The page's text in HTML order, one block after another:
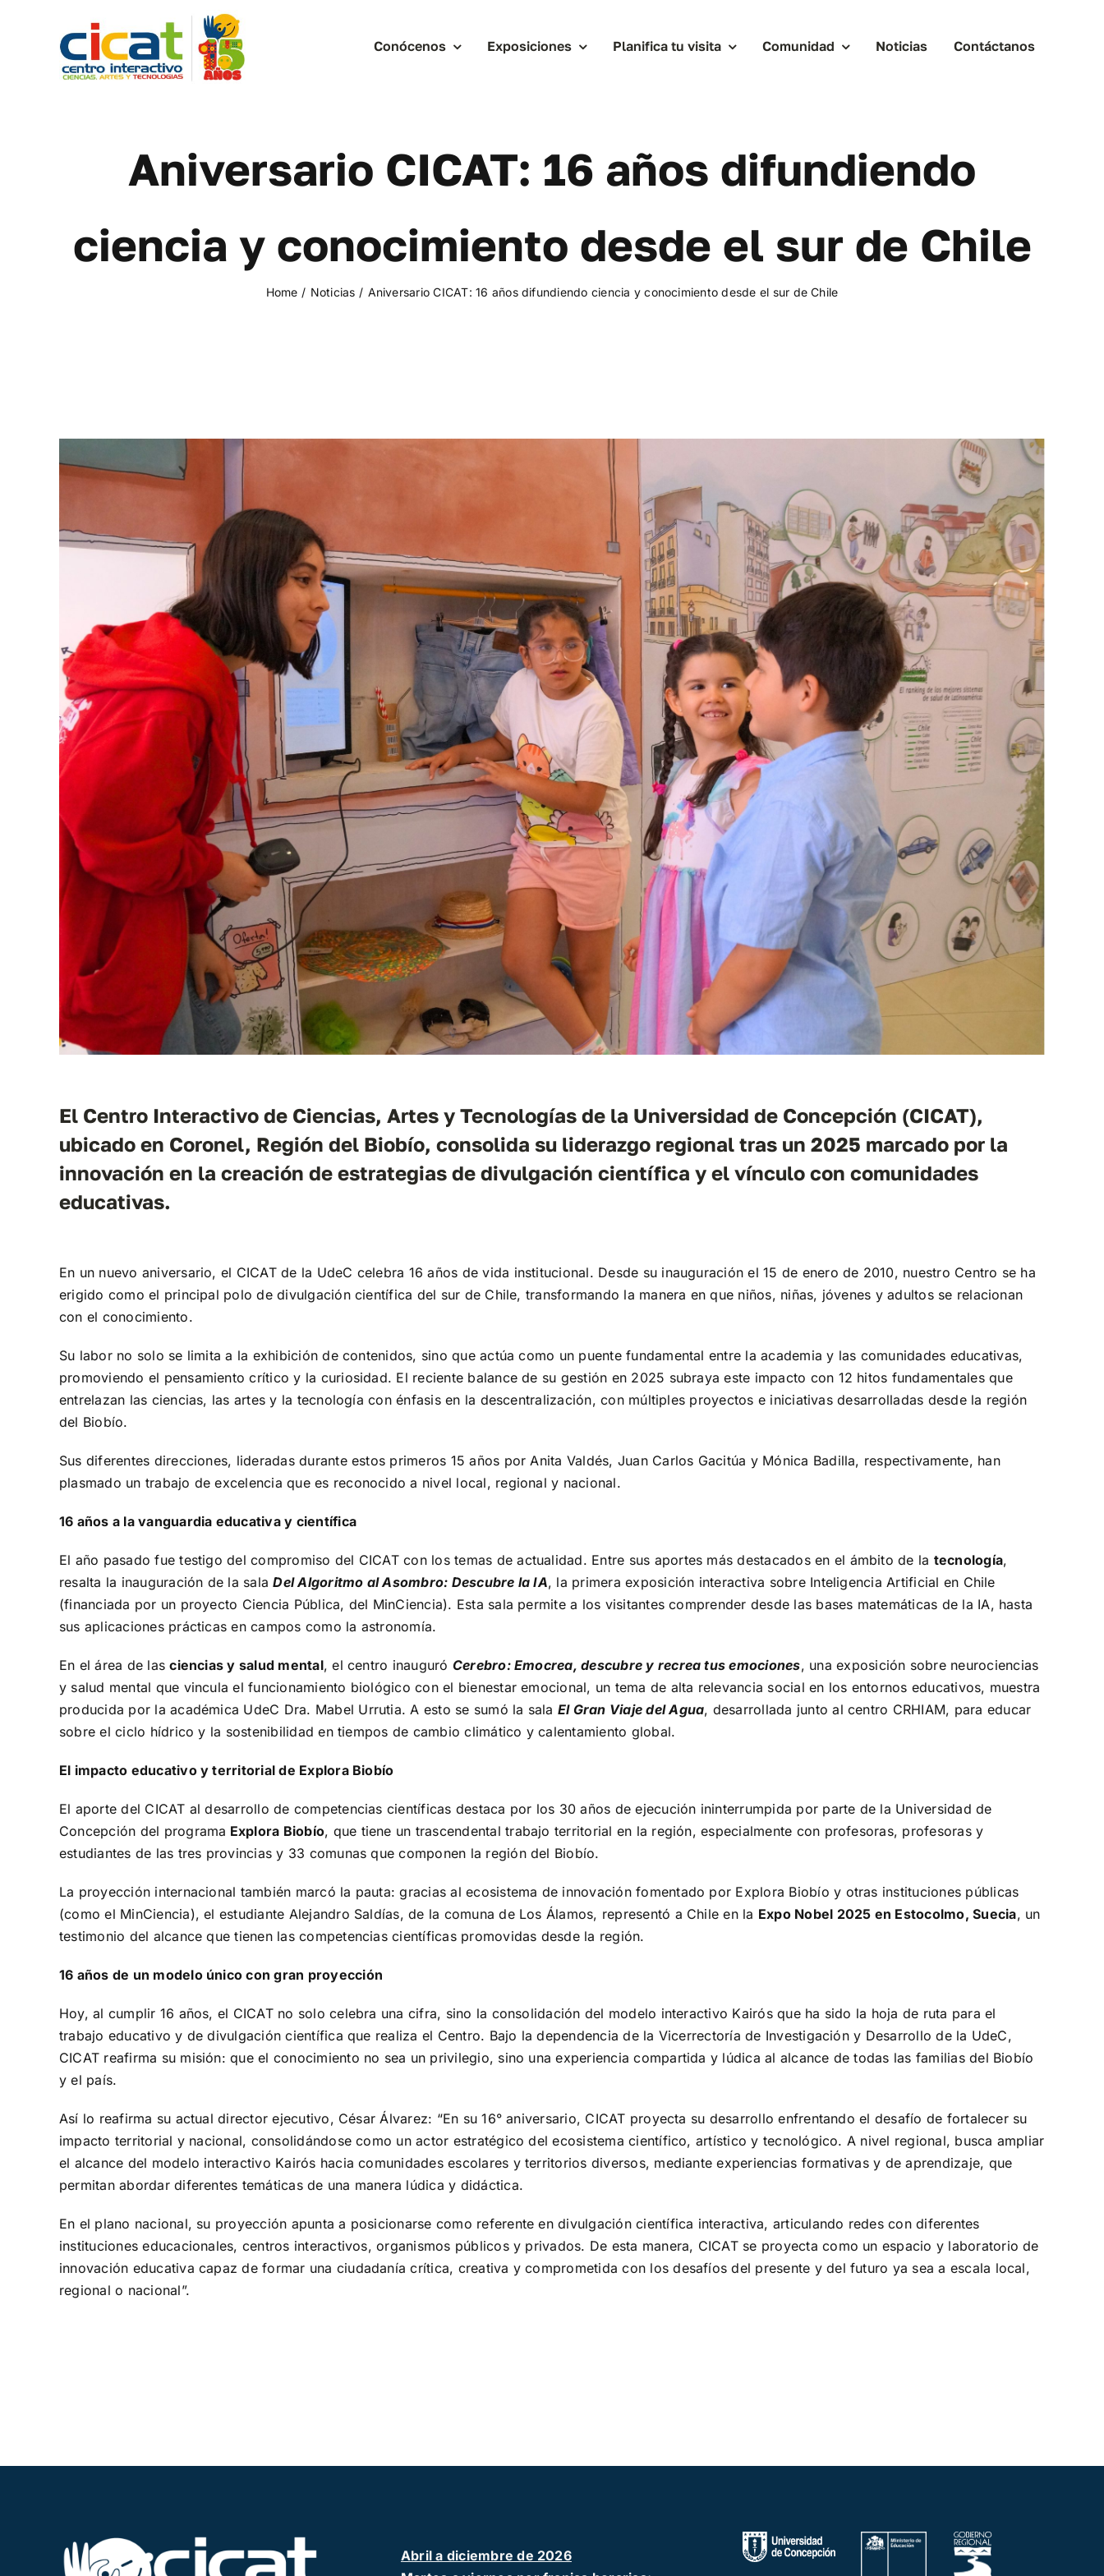
Conócenos Exposiciones Planifica tu visita Comunidad Noticias Contáctanos
Aniversario CICAT: 16 años difundiendo
ciencia y conocimiento desde el sur de Chile
Home Noticias Aniversario CICAT: 16 años difundiendo ciencia y conocimiento desde el sur de Chile
El Centro Interactivo de Ciencias, Artes y Tecnologías de la Universidad de Concepción (CICAT),
ubicado en Coronel, Región del Biobío, consolida su liderazgo regional tras un 2025 marcado por la
innovación en la creación de estrategias de divulgación científica y el vínculo con comunidades
educativas.
En un nuevo aniversario, el CICAT de la UdeC celebra 16 años de vida institucional. Desde su inauguración el 15 de enero de 2010, nuestro Centro se ha
erigido como el principal polo de divulgación científica del sur de Chile, transformando la manera en que niños, niñas, jóvenes y adultos se relacionan
con el conocimiento.
Su labor no solo se limita a la exhibición de contenidos, sino que actúa como un puente fundamental entre la academia y las comunidades educativas,
promoviendo el pensamiento crítico y la curiosidad. El reciente balance de su gestión en 2025 subraya este impacto con 12 hitos fundamentales que
entrelazan las ciencias, las artes y la tecnología con énfasis en la descentralización, con múltiples proyectos e iniciativas desarrolladas desde la región
del Biobío.
Sus diferentes direcciones, lideradas durante estos primeros 15 años por Anita Valdés, Juan Carlos Gacitúa y Mónica Badilla, respectivamente, han
plasmado un trabajo de excelencia que es reconocido a nivel local, regional y nacional.
16 años a la vanguardia educativa y científica
El año pasado fue testigo del compromiso del CICAT con los temas de actualidad. Entre sus aportes más destacados en el ámbito de la tecnología,
resalta la inauguración de la salaDel Algoritmo al Asombro: Descubre la IA, la primera exposición interactiva sobre Inteligencia Artificial en Chile
(financiada por un proyecto Ciencia Pública, del MinCiencia). Esta sala permite a los visitantes comprender desde las bases matemáticas de la IA, hasta
sus aplicaciones prácticas en campos como la astronomía.
En el área de lasciencias y salud mental, el centro inauguró Cerebro: Emocrea, descubre y recrea tus emociones, una exposición sobre neurociencias
y salud mental que vincula el funcionamiento biológico con el bienestar emocional, un tema de alta relevancia social en los entornos educativos, muestra
producida por la académica UdeC Dra. Mabel Urrutia. A esto se sumó la sala El Gran Viaje del Agua, desarrollada junto al centro CRHIAM, para educar
sobre el ciclo hídrico y la sostenibilidad en tiempos de cambio climático y calentamiento global.
El impacto educativo y territorial de Explora Biobío
El aporte del CICAT al desarrollo de competencias científicas destaca por los 30 años de ejecución ininterrumpida por parte de la Universidad de
Concepción del programa Explora Biobío, que tiene un trascendental trabajo territorial en la región, especialmente con profesoras, profesoras y
estudiantes de las tres provincias y 33 comunas que componen la región del Biobío.
La proyección internacional también marcó la pauta: gracias al ecosistema de innovación fomentado por Explora Biobío y otras instituciones públicas
(como el MinCiencia), el estudiante Alejandro Saldías, de la comuna de Los Álamos, representó a Chile en la Expo Nobel 2025 en Estocolmo, Suecia, un
testimonio del alcance que tienen las competencias científicas promovidas desde la región.
16 años de un modelo único con gran proyección
Hoy, al cumplir 16 años, el CICAT no solo celebra una cifra, sino la consolidación del modelo interactivo Kairós que ha sido la hoja de ruta para el
trabajo educativo y de divulgación científica que realiza el Centro. Bajo la dependencia de la Vicerrectoría de Investigación y Desarrollo de la UdeC,
CICAT reafirma su misión: que el conocimiento no sea un privilegio, sino una experiencia compartida y lúdica al alcance de todas las familias del Biobío
y el país.
Así lo reafirma su actual director ejecutivo, César Álvarez: “En su 16° aniversario, CICAT proyecta su desarrollo enfrentando el desafío de fortalecer su
impacto territorial y nacional, consolidándose como un actor estratégico del ecosistema científico, artístico y tecnológico. A nivel regional, busca ampliar
el alcance del modelo interactivo Kairós hacia comunidades escolares y territorios diversos, mediante experiencias formativas y de aprendizaje, que
permitan abordar diferentes temáticas de una manera lúdica y didáctica.
En el plano nacional, su proyección apunta a posicionarse como referente en divulgación científica interactiva, articulando redes con diferentes
instituciones educacionales, centros interactivos, organismos públicos y privados. De esta manera, CICAT se proyecta como un espacio y laboratorio de
innovación educativa capaz de formar una ciudadanía crítica, creativa y comprometida con los desafíos del presente y del futuro ya sea a escala local,
regional o nacional”.
Abril a diciembre de 2026